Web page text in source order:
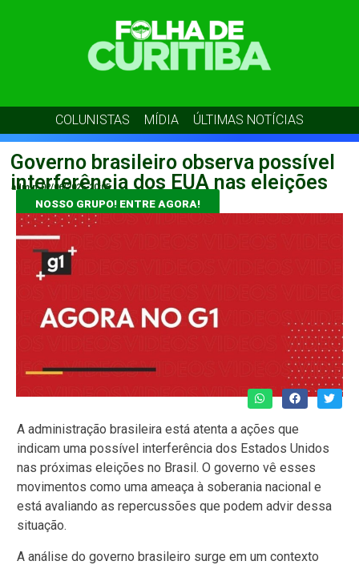
COLUNISTAS MÍDIA ÚLTIMAS NOTÍCIAS
Governo brasileiro observa possível
interferência dos EUA nas eleições
admin 02/06/2026 20:05
NOSSO GRUPO! ENTRE AGORA!
A administração brasileira está atenta a ações que
indicam uma possível interferência dos Estados Unidos
nas próximas eleições no Brasil. O governo vê esses
movimentos como uma ameaça à soberania nacional e
está avaliando as repercussões que podem advir dessa
situação.
A análise do governo brasileiro surge em um contexto